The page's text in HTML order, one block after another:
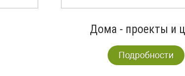
Дома - проекты и
Подробности